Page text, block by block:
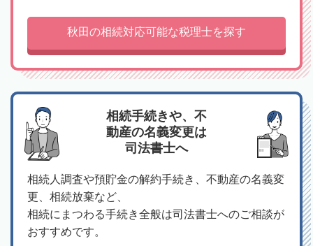
秋田の相続対応可能な税理士を探す
相続手続きや、不
動産の名義変更は
司法書士へ
相続人調査や預貯金の解約手続き、不動産の名義変
更、相続放棄など、
相続にまつわる手続き全般は司法書士へのご相談が
おすすめです。